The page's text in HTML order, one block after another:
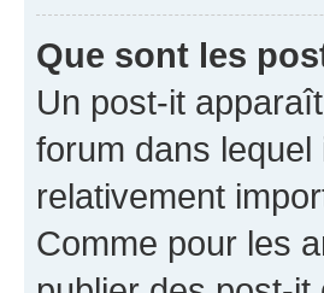
Que sont les
Un post-it
forum dans
relativement
Comme pour les